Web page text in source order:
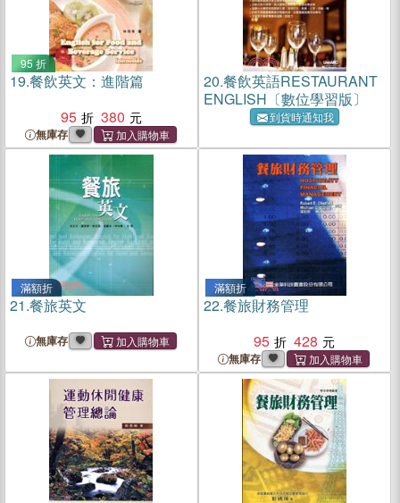
95 折
19.餐飲英文：進階篇
95
380
無庫存
20.餐飲英語RESTAURANT
ENGLISH〔數位學習版〕
到貨時通知我
滿額折
21.餐旅英文
無庫存
滿額折
22.餐旅財務管理
95
428
無庫存